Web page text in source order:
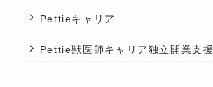
Pettieキャリア
Pettie獣医師キャリア独立開業支援